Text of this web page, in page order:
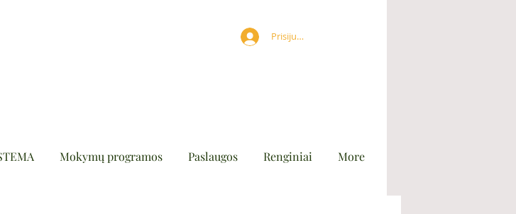
Prisijungti
Mokymų programos Paslaugos Renginiai More